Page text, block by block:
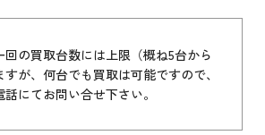
回の買取台数には上限（概ね5台から
が、何台でも買取は可能ですので、
にてお問い合せ下さい。